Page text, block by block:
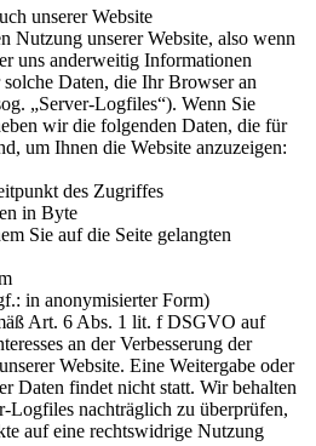
unserer Website
Nutzung unserer Website, also wenn
uns anderweitig Informationen
Daten, die Ihr Browser an
„Server-Logfiles“). Wenn Sie
wir die folgenden Daten, die für
um Ihnen die Website anzuzeigen:
des Zugriffes
in Byte
Sie auf die Seite gelangten
in anonymisierter Form)
Art. 6 Abs. 1 lit. f DSGVO auf
an der Verbesserung der
Website. Eine Weitergabe oder
Daten findet nicht statt. Wir behalten
Logfiles nachträglich zu überprüfen,
auf eine rechtswidrige Nutzung